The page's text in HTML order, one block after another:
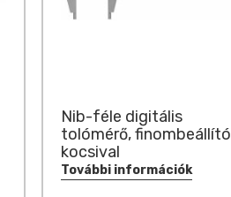
Nib-féle digitális
tolómérő, finombeállító
kocsival
További információk